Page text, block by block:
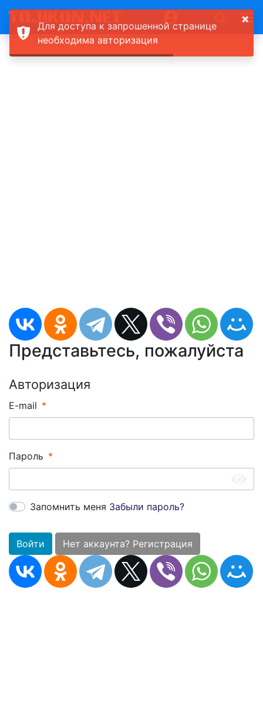
Представьтесь, пожалуйста
Авторизация
E-mail
Пароль
Запомнить меня Забыли пароль?
Войти Нет аккаунта? Регистрация
×
Для доступа к запрошенной странице
необходима авторизация